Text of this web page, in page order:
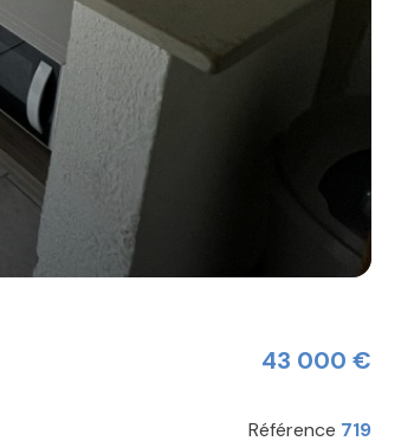
43 000 €
Référence 719